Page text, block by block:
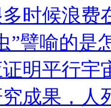
时候浪费
”譬喻的是
明平行宇
成果，人